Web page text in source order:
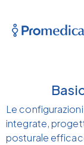
Le
integrate,
posturale